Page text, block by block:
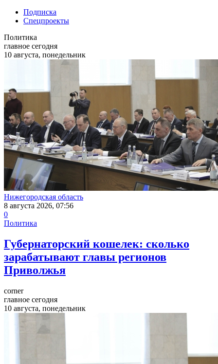
Подписка
Спецпроекты
Политика
главное сегодня
10 августа, понедельник
Нижегородская область
8 августа 2026, 07:56
0
Политика
Губернаторский кошелек: сколько
зарабатывают главы регионов
Приволжья
corner
главное сегодня
10 августа, понедельник